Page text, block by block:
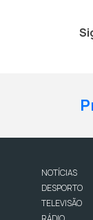
NOTÍCIAS
DESPORTO
TELEVISÃO